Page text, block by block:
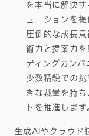
を本当に解決
ューションを提
圧倒的な成長
術力と提案力
ディングカンパ
少数精鋭での
きな裁量を持
トを推進します
生成AIやクラウド